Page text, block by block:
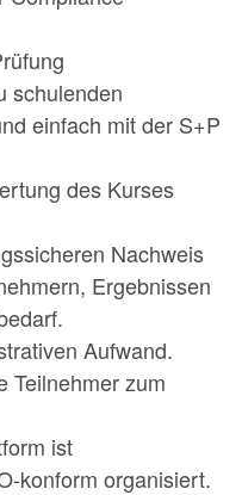
schulenden
einfach mit der S+P
des Kurses
Nachweis
Ergebnissen
Aufwand.
Teilnehmer zum
ist
konform organisiert.